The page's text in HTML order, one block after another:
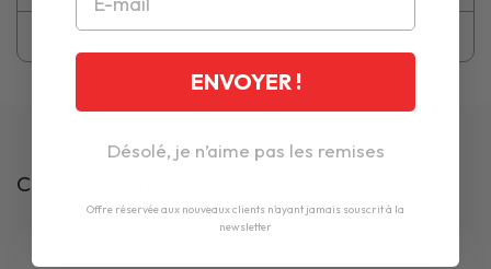
Fiche technique
Catégories similaires
ENVOYER !
Désolé, je n’aime pas les remises
Offre réservée aux nouveaux clients n'ayant jamais souscrit à la
newsletter